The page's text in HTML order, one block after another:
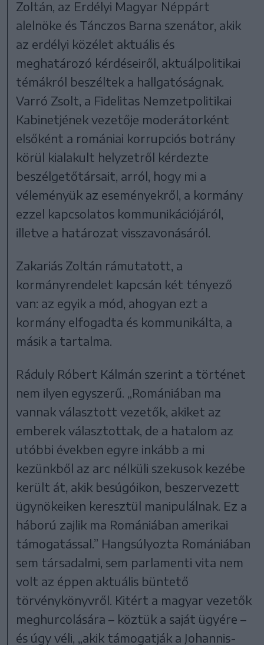
Zoltán, az Erdélyi Magyar Néppárt
alelnöke és Tánczos Barna szenátor, akik
az erdélyi közélet aktuális és
meghatározó kérdéseiről, aktuálpolitikai
témákról beszéltek a hallgatóságnak.
Varró Zsolt, a Fidelitas Nemzetpolitikai
Kabinetjének vezetője moderátorként
elsőként a romániai korrupciós botrány
körül kialakult helyzetről kérdezte
beszélgetőtársait, arról, hogy mi a
véleményük az eseményekről, a kormány
ezzel kapcsolatos kommunikációjáról,
illetve a határozat visszavonásáról.
Zakariás Zoltán rámutatott, a
kormányrendelet kapcsán két tényező
van: az egyik a mód, ahogyan ezt a
kormány elfogadta és kommunikálta, a
másik a tartalma.
Ráduly Róbert Kálmán szerint a történet
nem ilyen egyszerű. „Romániában ma
vannak választott vezetők, akiket az
emberek választottak, de a hatalom az
utóbbi években egyre inkább a mi
kezünkből az arc nélküli szekusok kezébe
került át, akik besúgóikon, beszervezett
ügynökeiken keresztül manipulálnak. Ez a
háború zajlik ma Romániában amerikai
támogatással.” Hangsúlyozta Romániában
sem társadalmi, sem parlamenti vita nem
volt az éppen aktuális büntető
törvénykönyvről. Kitért a magyar vezetők
meghurcolására – köztük a saját ügyére –
és úgy véli, „akik támogatják a Johannis-